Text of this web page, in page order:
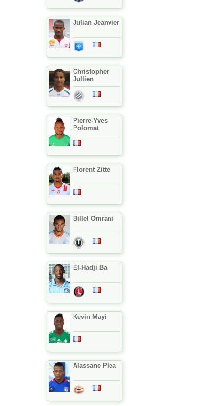
Julian Jeanvier
Christopher
Jullien
Pierre-Yves
Polomat
Florent Zitte
Billel Omrani
El-Hadji Ba
Kevin Mayi
Alassane Plea